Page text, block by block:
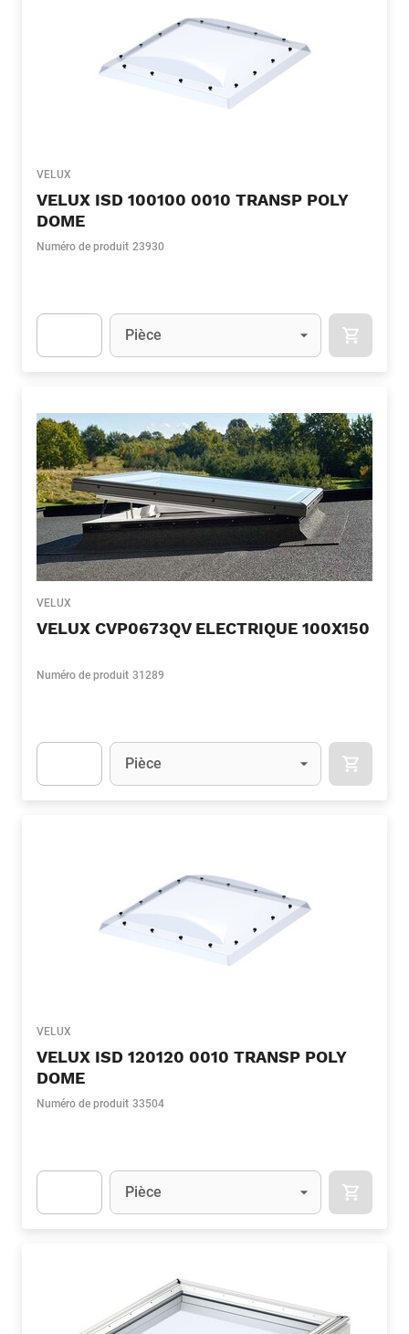
VELUX
VELUX ISD 100100 0010 TRANSP POLY
DOME
Numéro de produit 23930
Unité
Pièce
VELUX
VELUX CVP0673QV ELECTRIQUE 100X150
Numéro de produit 31289
Unité
Pièce
VELUX
VELUX ISD 120120 0010 TRANSP POLY
DOME
Numéro de produit 33504
Unité
Pièce